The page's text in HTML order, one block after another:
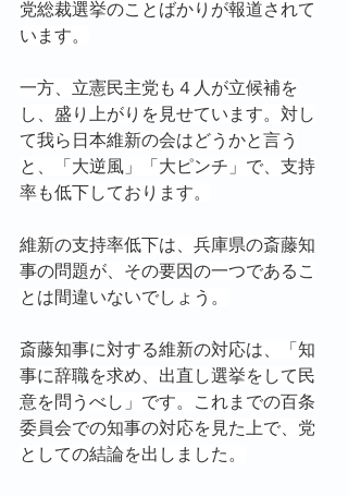
党総裁選挙のことばかりが報道されて
います。
一方、立憲民主党も４人が立候補を
し、盛り上がりを見せています。対し
て我ら日本維新の会はどうかと言う
と、「大逆風」「大ピンチ」で、支持
率も低下しております。
維新の支持率低下は、兵庫県の斎藤知
事の問題が、その要因の一つであるこ
とは間違いないでしょう。
斎藤知事に対する維新の対応は、「知
事に辞職を求め、出直し選挙をして民
意を問うべし」です。これまでの百条
委員会での知事の対応を見た上で、党
としての結論を出しました。